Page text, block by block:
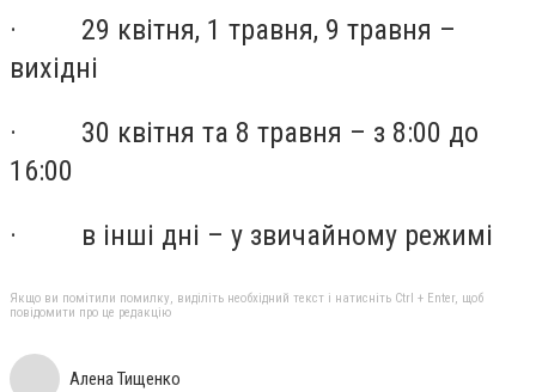
· 29 квітня, 1 травня, 9 травня –
вихідні
· 30 квітня та 8 травня – з 8:00 до
16:00
· в інші дні – у звичайному режимі
Якщо ви помітили помилку, виділіть необхідний текст і натисніть Ctrl + Enter, щоб
повідомити про це редакцію
Алена Тищенко